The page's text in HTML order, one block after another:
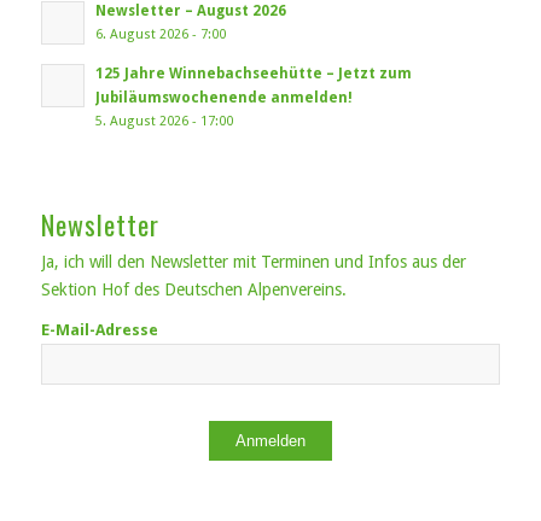
Newsletter – August 2026
6. August 2026 - 7:00
125 Jahre Winnebachseehütte – Jetzt zum
Jubiläumswochenende anmelden!
5. August 2026 - 17:00
Newsletter
Ja, ich will den Newsletter mit Terminen und Infos aus der
Sektion Hof des Deutschen Alpenvereins.
E-Mail-Adresse
Anmelden